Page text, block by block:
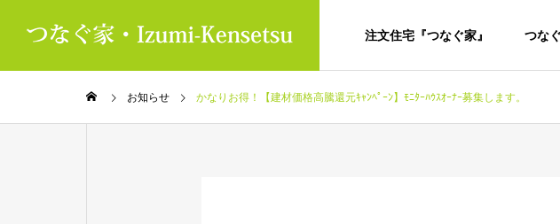
注文住宅『つなぐ家』 つな
お知らせ かなりお得！【建材価格高騰還元ｷｬﾝﾍﾟｰﾝ】ﾓﾆﾀｰﾊｳｽｵｰﾅｰ募集します。